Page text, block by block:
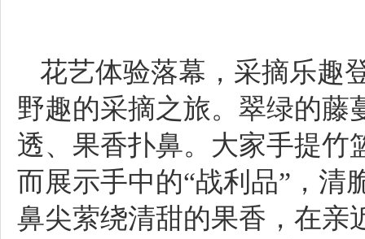
花艺体验落幕，采摘乐趣
野趣的采摘之旅。翠绿的藤
透、果香扑鼻。大家手提竹
而展示手中的“战利品”，清
鼻尖萦绕清甜的果香，在亲